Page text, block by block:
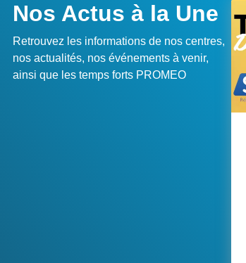
Compiègne, Saint-Quentin,
2 jours / 14 heures
Nos Actus à la Une
Retrouvez les informations de nos centres,
nos actualités, nos événements à venir,
ainsi que les temps forts PROMEO